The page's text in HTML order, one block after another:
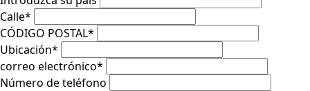
Calle*
CÓDIGO POSTAL*
Ubicación*
correo electrónico*
Número de teléfono